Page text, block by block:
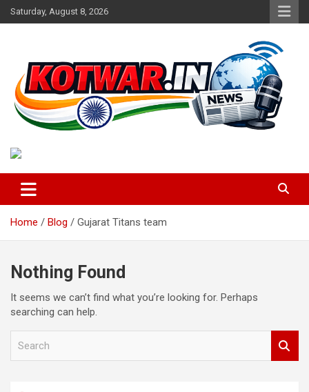
Skip
to
Saturday, August 8, 2026
kotwar.in
Home Blog Gujarat Titans team
Nothing Found
It seems we can’t find what you’re looking for. Perhaps
searching can help.